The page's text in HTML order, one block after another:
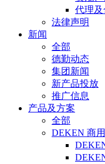
代理
法律声明
新闻
全部
德勤动态
集团新闻
新产品投放
推广信息
产品及方案
全部
DEKEN 商